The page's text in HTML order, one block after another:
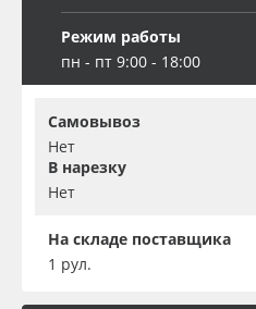
Режим работы
пн - пт 9:00 - 18:00
Самовывоз
Нет
В нарезку
Нет
На складе поставщика
1 рул.